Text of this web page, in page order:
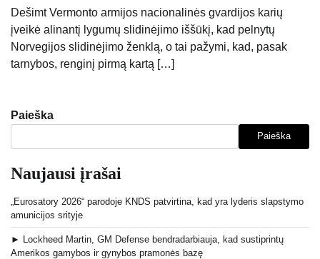
Dešimt Vermonto armijos nacionalinės gvardijos karių
įveikė alinantį lygumų slidinėjimo iššūkį, kad pelnytų
Norvegijos slidinėjimo ženklą, o tai pažymi, kad, pasak
tarnybos, renginį pirmą kartą […]
Paieška
Paieška
Naujausi įrašai
„Eurosatory 2026“ parodoje KNDS patvirtina, kad yra lyderis slapstymo
amunicijos srityje
► Lockheed Martin, GM Defense bendradarbiauja, kad sustiprintų
Amerikos gamybos ir gynybos pramonės bazę